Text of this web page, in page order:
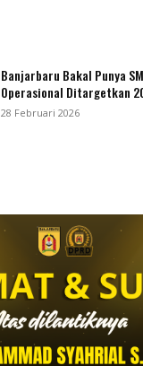
Banjarbaru Bakal Punya
Operasional Ditargetkan
28 Februari 2026